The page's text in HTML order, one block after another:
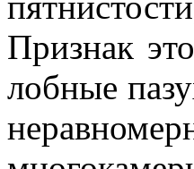
Признак
лобные